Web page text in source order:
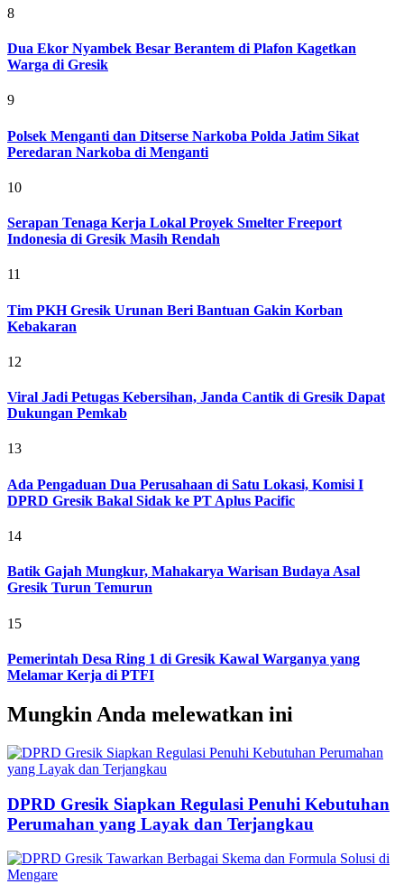
8
Dua Ekor Nyambek Besar Berantem di Plafon Kagetkan
Warga di Gresik
9
Polsek Menganti dan Ditserse Narkoba Polda Jatim Sikat
Peredaran Narkoba di Menganti
10
Serapan Tenaga Kerja Lokal Proyek Smelter Freeport
Indonesia di Gresik Masih Rendah
11
Tim PKH Gresik Urunan Beri Bantuan Gakin Korban
Kebakaran
12
Viral Jadi Petugas Kebersihan, Janda Cantik di Gresik Dapat
Dukungan Pemkab
13
Ada Pengaduan Dua Perusahaan di Satu Lokasi, Komisi I
DPRD Gresik Bakal Sidak ke PT Aplus Pacific
14
Batik Gajah Mungkur, Mahakarya Warisan Budaya Asal
Gresik Turun Temurun
15
Pemerintah Desa Ring 1 di Gresik Kawal Warganya yang
Melamar Kerja di PTFI
Mungkin Anda melewatkan ini
DPRD Gresik Siapkan Regulasi Penuhi Kebutuhan
Perumahan yang Layak dan Terjangkau